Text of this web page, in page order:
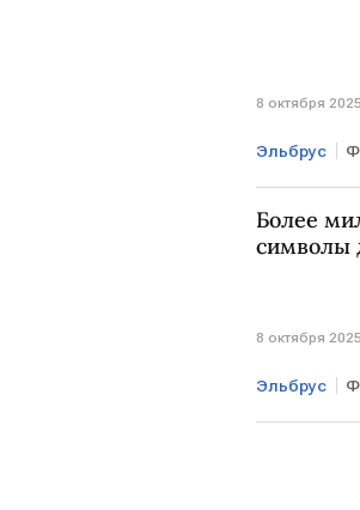
8 октября
Эльбрус
Более
символы
8 октября
Эльбрус